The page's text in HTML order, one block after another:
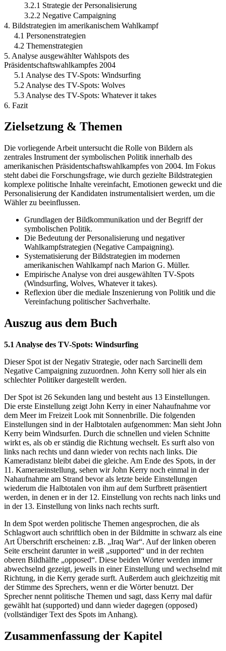
3.2.1 Strategie der Personalisierung
3.2.2 Negative Campaigning
4. Bildstrategien im amerikanischem Wahlkampf
4.1 Personenstrategien
4.2 Themenstrategien
5. Analyse ausgewählter Wahlspots des
Präsidentschaftswahlkampfes 2004
5.1 Analyse des TV-Spots: Windsurfing
5.2 Analyse des TV-Spots: Wolves
5.3 Analyse des TV-Spots: Whatever it takes
6. Fazit
Zielsetzung & Themen
Die vorliegende Arbeit untersucht die Rolle von Bildern als
zentrales Instrument der symbolischen Politik innerhalb des
amerikanischen Präsidentschaftswahlkampfes von 2004. Im Fokus
steht dabei die Forschungsfrage, wie durch gezielte Bildstrategien
komplexe politische Inhalte vereinfacht, Emotionen geweckt und die
Personalisierung der Kandidaten instrumentalisiert werden, um die
Wähler zu beeinflussen.
Grundlagen der Bildkommunikation und der Begriff der
symbolischen Politik.
Die Bedeutung der Personalisierung und negativer
Wahlkampfstrategien (Negative Campaigning).
Systematisierung der Bildstrategien im modernen
amerikanischen Wahlkampf nach Marion G. Müller.
Empirische Analyse von drei ausgewählten TV-Spots
(Windsurfing, Wolves, Whatever it takes).
Reflexion über die mediale Inszenierung von Politik und die
Vereinfachung politischer Sachverhalte.
Auszug aus dem Buch
5.1 Analyse des TV-Spots: Windsurfing
Dieser Spot ist der Negativ Strategie, oder nach Sarcinelli dem
Negative Campaigning zuzuordnen. John Kerry soll hier als ein
schlechter Politiker dargestellt werden.
Der Spot ist 26 Sekunden lang und besteht aus 13 Einstellungen.
Die erste Einstellung zeigt John Kerry in einer Nahaufnahme vor
dem Meer im Freizeit Look mit Sonnenbrille. Die folgenden
Einstellungen sind in der Halbtotalen aufgenommen: Man sieht John
Kerry beim Windsurfen. Durch die schnellen und vielen Schnitte
wirkt es, als ob er ständig die Richtung wechselt. Es surft also von
links nach rechts und dann wieder von rechts nach links. Die
Kameradistanz bleibt dabei die gleiche. Am Ende des Spots, in der
11. Kameraeinstellung, sehen wir John Kerry noch einmal in der
Nahaufnahme am Strand bevor als letzte beide Einstellungen
wiederum die Halbtotalen von ihm auf dem Surfbrett präsentiert
werden, in denen er in der 12. Einstellung von rechts nach links und
in der 13. Einstellung von links nach rechts surft.
In dem Spot werden politische Themen angesprochen, die als
Schlagwort auch schriftlich oben in der Bildmitte in schwarz als eine
Art Überschrift erscheinen: z.B. „Iraq War“. Auf der linken oberen
Seite erscheint darunter in weiß „supported“ und in der rechten
oberen Bildhälfte „opposed“. Diese beiden Wörter werden immer
abwechselnd gezeigt, jeweils in einer Einstellung und wechselnd mit
Richtung, in die Kerry gerade surft. Außerdem auch gleichzeitig mit
der Stimme des Sprechers, wenn er die Wörter benutzt. Der
Sprecher nennt politische Themen und sagt, dass Kerry mal dafür
gewählt hat (supported) und dann wieder dagegen (opposed)
(vollständiger Text des Spots im Anhang).
Zusammenfassung der Kapitel